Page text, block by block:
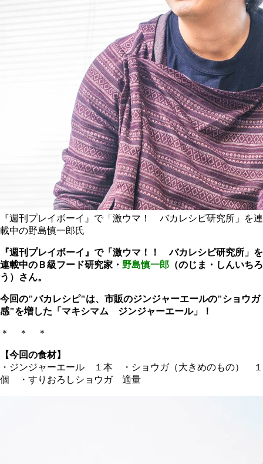
『週刊プレイボーイ』で「激ウマ！ バカレシピ研究所」を連
載中の野島慎一郎氏
『週刊プレイボーイ』で「激ウマ！！ バカレシピ研究所」を
連載中のＢ級フード研究家・ 野島慎一郎 （のじま・しんいちろ
う）さん。
今回の"バカレシピ"は、市販のジンジャーエールの"ショウガ
感"を増した「マキシマム ジンジャーエール」！
＊ ＊ ＊
【今回の食材】
・ジンジャーエール １本 ・ショウガ（大きめのもの） １
個 ・すりおろしショウガ 適量